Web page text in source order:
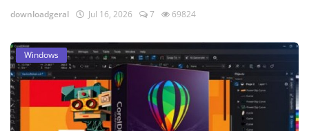
downloadgeral Jul 16, 2026 7 69824
Windows